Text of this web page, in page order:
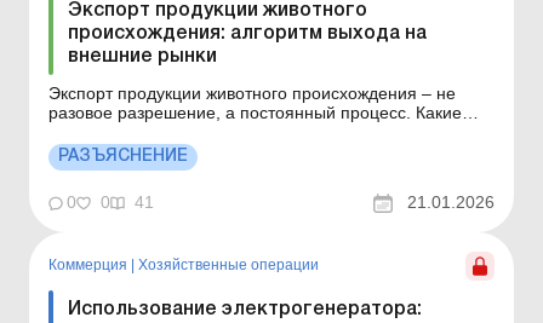
Экспорт продукции животного
происхождения: алгоритм выхода на
внешние рынки
Экспорт продукции животного происхождения – не
разовое разрешение, а постоянный процесс. Какие
теме:Нюансы налогообложения экспорта
сельхозпродукцииЭкспорт сельхозпродукции по
налогообложенияЭкспорт украинской продукции жи...
РАЗЪЯСНЕНИЕ
0 0 41 21.01.2026
Коммерция Хозяйственные операции
Использование электрогенератора: